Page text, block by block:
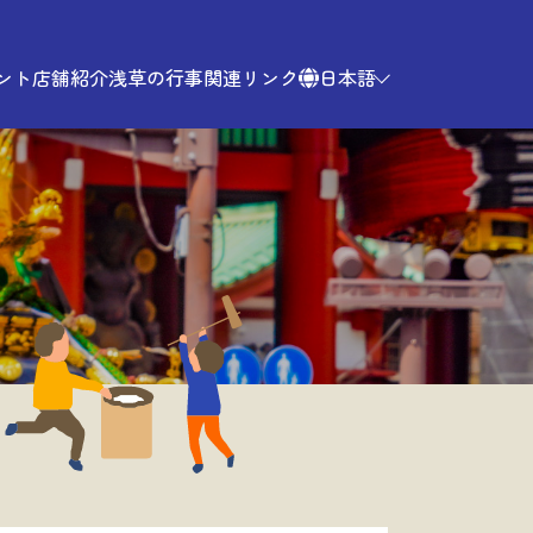
ト店舗紹介浅草の行事関連リンク 日本語